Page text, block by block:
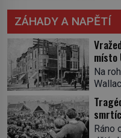
ZÁHADY A NAPĚTÍ
místo
Na
nápis
místní
Ráno